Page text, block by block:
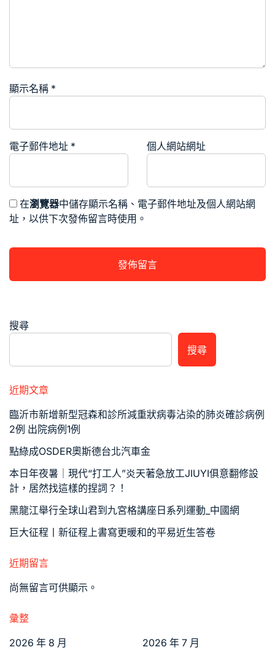
顯示名稱 *
電子郵件地址 * 個人網站網址
在瀏覽器中儲存顯示名稱、電子郵件地址及個人網站網
址，以供下次發佈留言時使用。
搜尋
搜尋
近期文章
臨沂市新增新型冠森和診所減重狀病毒沾染的肺炎確診病例
2例 出院病例1例
點綠成OSDER奧斯德台北汽車金
本日年夜暑｜現代“打工人”炎天著急放工JIUYI俱意翻修設
計，居然找這樣的捏詞？！
黑龍江舉行全球山君到九宮格講座日系列運動_中國網
巨大征程丨新征程上書寫更暖和的平易近生答卷
近期留言
尚無留言可供顯示。
彙整
2026 年 8 月
2026 年 7 月